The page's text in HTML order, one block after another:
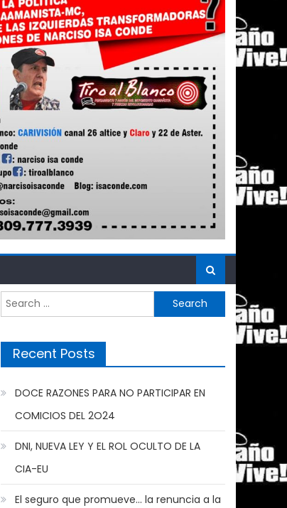
Search
for:
Recent Posts
DOCE RAZONES PARA NO PARTICIPAR EN
COMICIOS DEL 2O24
DNI, NUEVA LEY Y EL ROL OCULTO DE LA
CIA-EU
El seguro que promueve… la renuncia a la